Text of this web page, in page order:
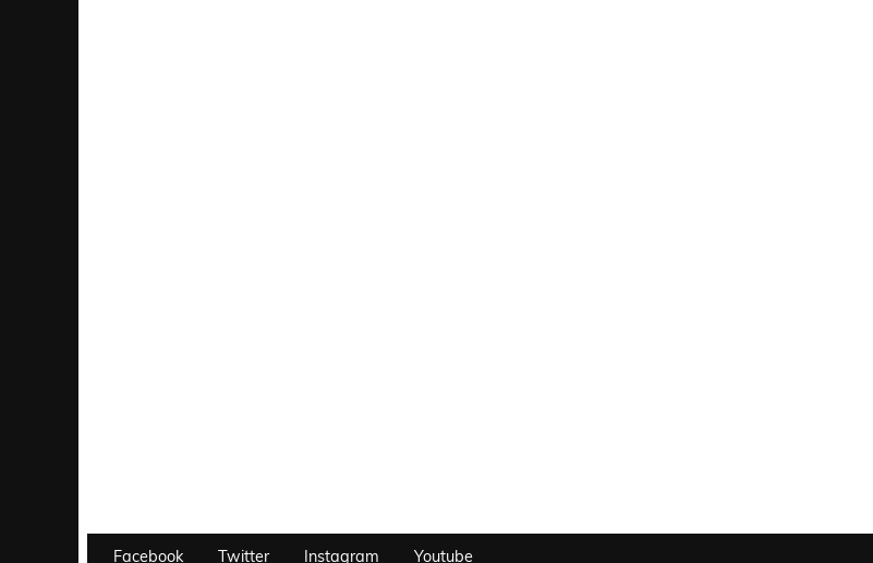
Facebook Twitter Instagram Youtube